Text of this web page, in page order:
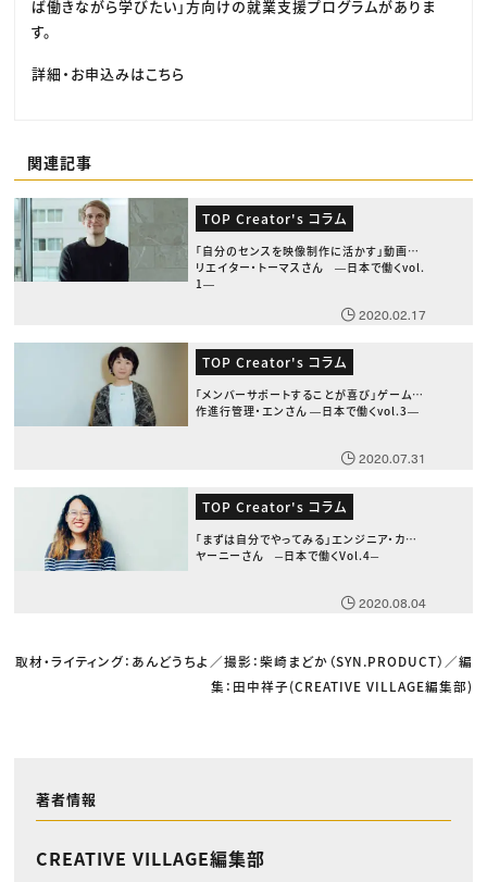
ば働きながら学びたい」方向けの就業支援プログラムがありま
す。
詳細・お申込みはこちら
関連記事
TOP Creator's コラム
「自分のセンスを映像制作に活かす」動画ク
リエイター・トーマスさん ―日本で働くvol.
1―
2020.02.17
TOP Creator's コラム
「メンバーサポートすることが喜び」ゲーム制
作進行管理・エンさん ―日本で働くvol.3―
2020.07.31
TOP Creator's コラム
「まずは自分でやってみる」エンジニア・カン
ヤーニーさん ─日本で働くVol.4─
2020.08.04
取材・ライティング：あんどうちよ／撮影：柴崎まどか（SYN.PRODUCT）／編
集：田中祥子(CREATIVE VILLAGE編集部)
著者情報
CREATIVE VILLAGE編集部